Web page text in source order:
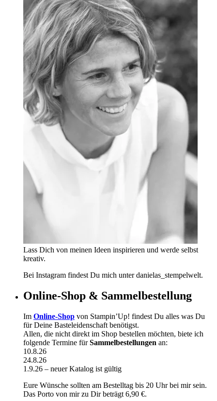
Lass Dich von meinen Ideen inspirieren und werde selbst
kreativ.
Bei Instagram findest Du mich unter danielas_stempelwelt.
Online-Shop & Sammelbestellung
Im Online-Shop von Stampin’Up! findest Du alles was Du
für Deine Basteleidenschaft benötigst.
Allen, die nicht direkt im Shop bestellen möchten, biete ich
folgende Termine fürSammelbestellungen an:
10.8.26
24.8.26
1.9.26 – neuer Katalog ist gültig
Eure Wünsche sollten am Bestelltag bis 20 Uhr bei mir sein.
Das Porto von mir zu Dir beträgt 6,90 €.